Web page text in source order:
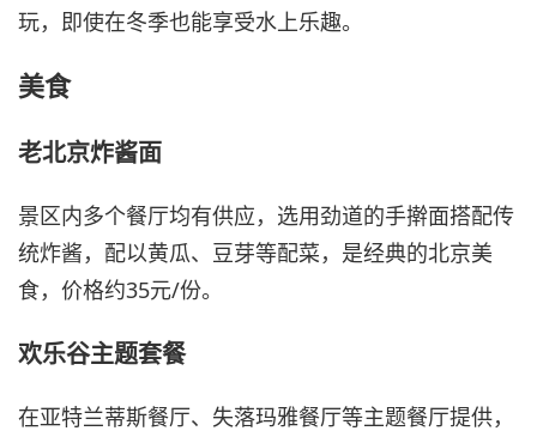
玩，即使在冬季也能享受水上乐趣。
美食
老北京炸酱面
景区内多个餐厅均有供应，选用劲道的手擀面搭配传
统炸酱，配以黄瓜、豆芽等配菜，是经典的北京美
食，价格约35元/份。
欢乐谷主题套餐
在亚特兰蒂斯餐厅、失落玛雅餐厅等主题餐厅提供，